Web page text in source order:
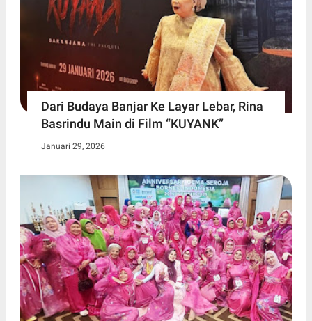
Dari Budaya Banjar Ke Layar Lebar, Rina
Basrindu Main di Film “KUYANK”
Januari 29, 2026